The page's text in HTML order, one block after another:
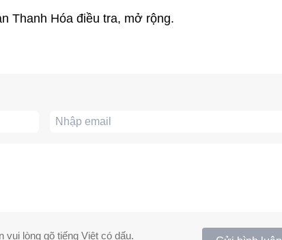
Thanh Hóa điều tra, mở rộng.
lòng gõ tiếng Việt có dấu.